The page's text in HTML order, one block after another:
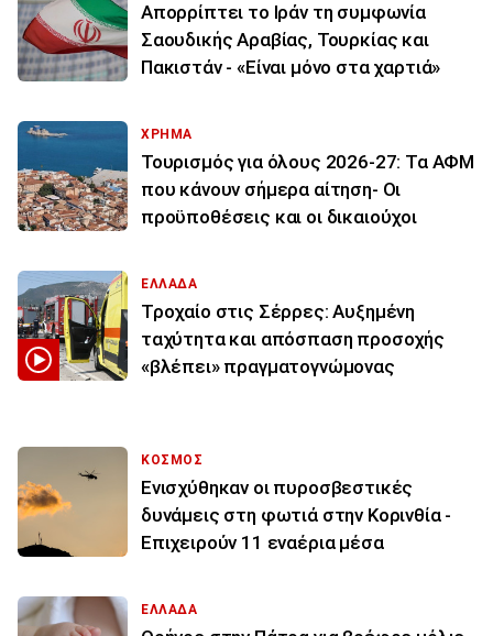
Απορρίπτει το Ιράν τη συμφωνία
Σαουδικής Αραβίας, Τουρκίας και
Πακιστάν - «Είναι μόνο στα χαρτιά»
ΧΡΗΜΑ
Τουρισμός για όλους 2026-27: Τα ΑΦΜ
που κάνουν σήμερα αίτηση- Οι
προϋποθέσεις και οι δικαιούχοι
ΕΛΛΑΔΑ
Τροχαίο στις Σέρρες: Αυξημένη
ταχύτητα και απόσπαση προσοχής
«βλέπει» πραγματογνώμονας
ΚΟΣΜΟΣ
Ενισχύθηκαν οι πυροσβεστικές
δυνάμεις στη φωτιά στην Κορινθία -
Επιχειρούν 11 εναέρια μέσα
ΕΛΛΑΔΑ